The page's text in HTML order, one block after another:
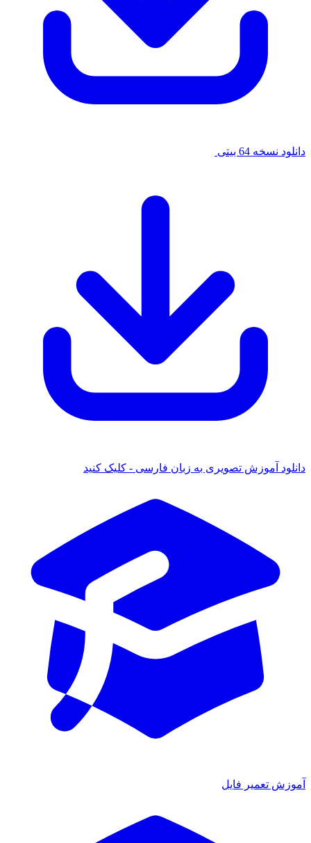
دانلود نسخه 64 بیتی
دانلود آموزش تصویری به زبان فارسی - کلیک کنید
آموزش تعمیر فایل